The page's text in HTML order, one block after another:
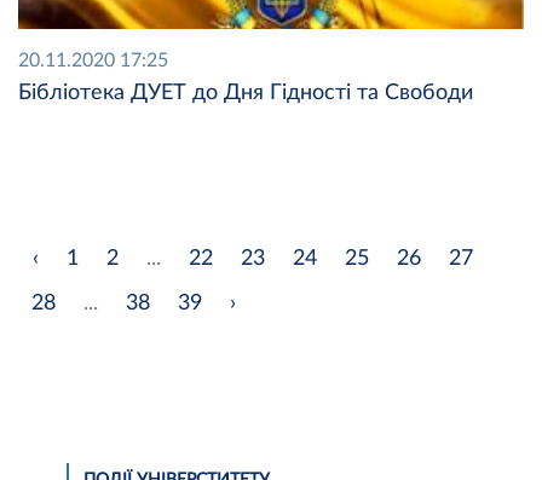
20.11.2020 17:25
Бібліотека ДУЕТ до Дня Гідності та Свободи
‹ 1 2 ... 22 23 24 25 26 27
28 ... 38 39 ›